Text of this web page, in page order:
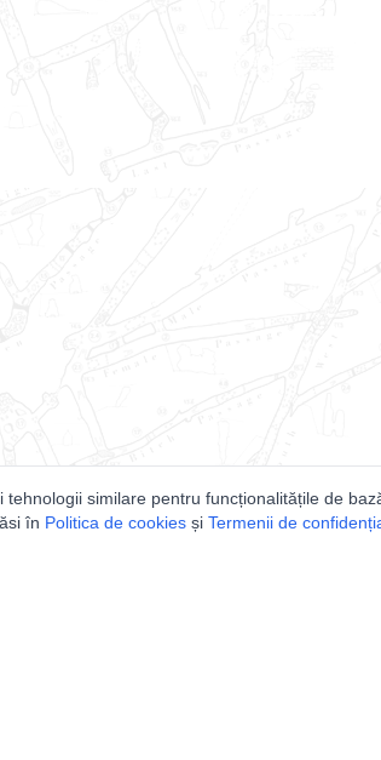
tehnologii similare pentru funcționalitățile de
în Politica de cookies și Termenii de